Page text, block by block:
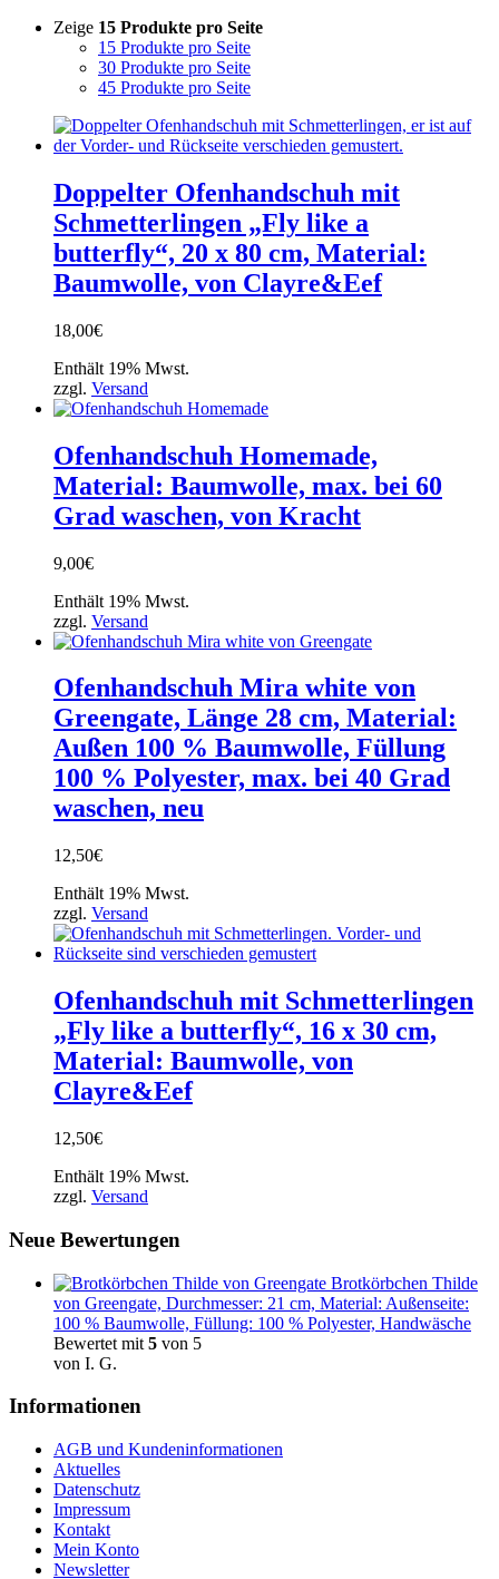
Zeige 15 Produkte pro Seite
15 Produkte pro Seite
30 Produkte pro Seite
45 Produkte pro Seite
Doppelter Ofenhandschuh mit
Schmetterlingen „Fly like a
butterfly“, 20 x 80 cm, Material:
Baumwolle, von Clayre&Eef
18,00€
Enthält 19% Mwst.
zzgl. Versand
Ofenhandschuh Homemade,
Material: Baumwolle, max. bei 60
Grad waschen, von Kracht
9,00€
Enthält 19% Mwst.
zzgl. Versand
Ofenhandschuh Mira white von
Greengate, Länge 28 cm, Material:
Außen 100 % Baumwolle, Füllung
100 % Polyester, max. bei 40 Grad
waschen, neu
12,50€
Enthält 19% Mwst.
zzgl. Versand
Ofenhandschuh mit Schmetterlingen
„Fly like a butterfly“, 16 x 30 cm,
Material: Baumwolle, von
Clayre&Eef
12,50€
Enthält 19% Mwst.
zzgl. Versand
Neue Bewertungen
Brotkörbchen Thilde
von Greengate, Durchmesser: 21 cm, Material: Außenseite:
100 % Baumwolle, Füllung: 100 % Polyester, Handwäsche
Bewertet mit 5 von 5
von I. G.
Informationen
AGB und Kundeninformationen
Aktuelles
Datenschutz
Impressum
Kontakt
Mein Konto
Newsletter